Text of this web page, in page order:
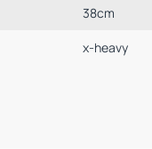
38cm
x-heavy